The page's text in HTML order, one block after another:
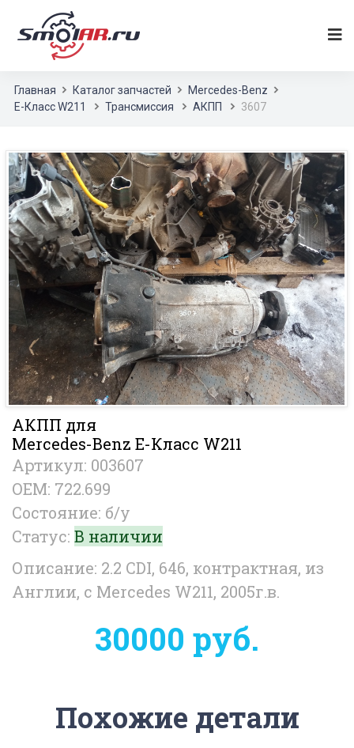
Главная Каталог запчастей
Mercedes-Benz
E-Класс W211
Трансмиссия АКПП 3607
АКПП для
Mercedes-Benz E-Класс W211
Артикул: 003607
OEM: 722.699
Состояние: б/у
Статус: В наличии
Описание: 2.2 CDI, 646, контрактная, из
Англии, с Mercedes W211, 2005г.в.
30000 руб.
Похожие детали